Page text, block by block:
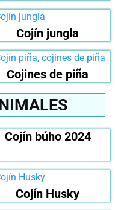
Cojín jungla
Cojines de piña
Cojín búho 2024
Cojín Husky